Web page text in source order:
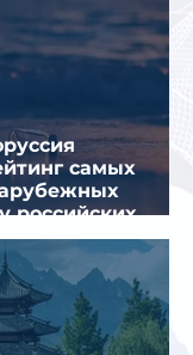
самых
российских